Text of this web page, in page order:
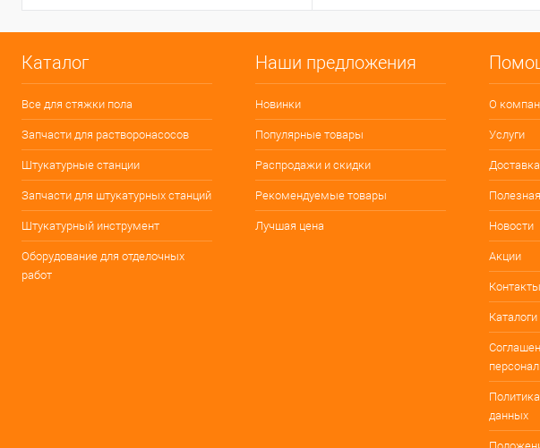
Каталог
Все для стяжки пола
Запчасти для растворонасосов
Штукатурные станции
Запчасти для штукатурных станций
Штукатурный инструмент
Оборудование для отделочных
работ
Наши предложения
Новинки
Популярные товары
Распродажи и скидки
Рекомендуемые товары
Лучшая цена
О
Услуги
Новости
Акции
Контакты
Каталоги
данных